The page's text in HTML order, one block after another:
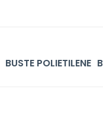
BUSTE POLIETILENE